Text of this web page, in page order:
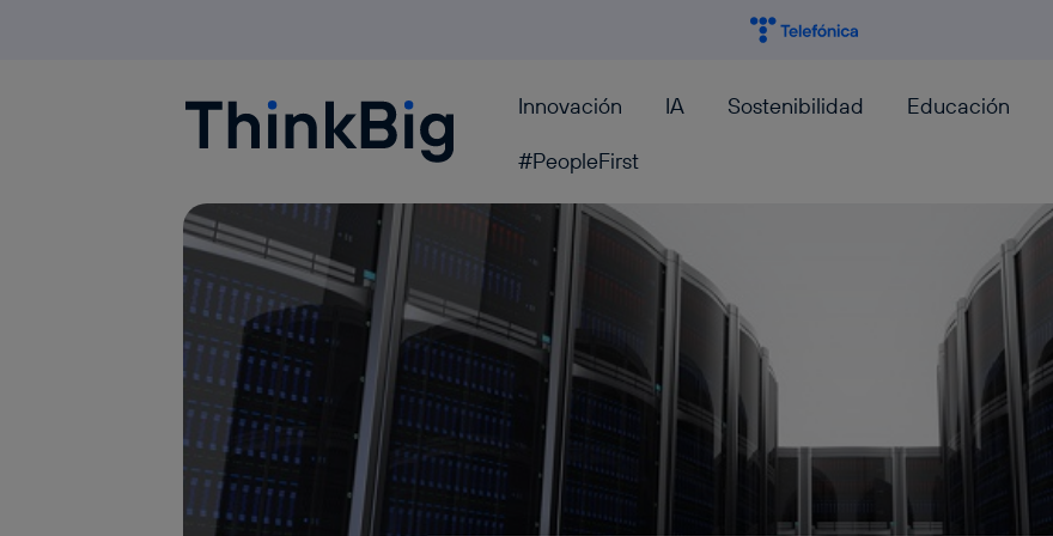
Blogthinkbig.com Innovación IA Sostenibilidad Educación
#PeopleFirst